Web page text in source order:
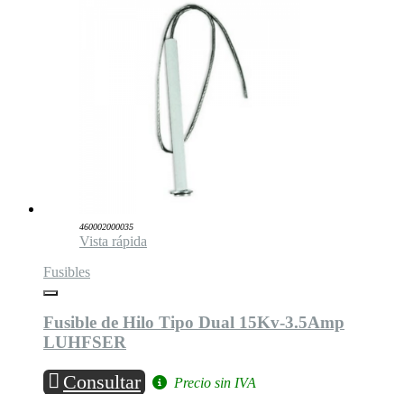
460002000035
Vista rápida
Fusibles
Fusible de Hilo Tipo Dual 15Kv-3.5Amp
LUHFSER
Consultar Precio sin IVA